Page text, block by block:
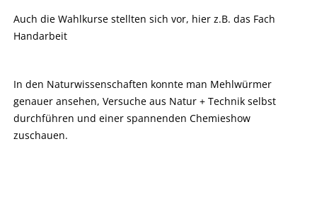
Auch die Wahlkurse stellten sich vor, hier z.B. das Fach
Handarbeit
In den Naturwissenschaften konnte man Mehlwürmer
genauer ansehen, Versuche aus Natur + Technik selbst
durchführen und einer spannenden Chemieshow
zuschauen.